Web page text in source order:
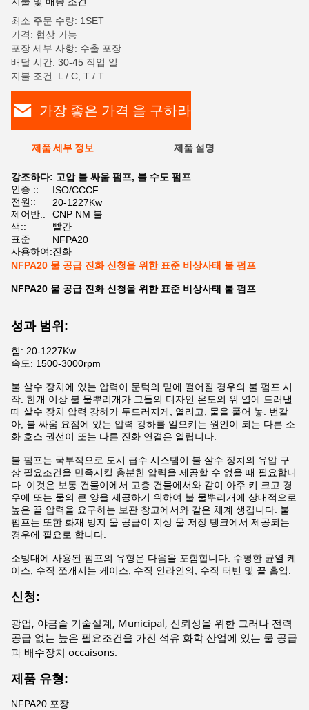
최소 주문 수량: 1SET
가격: 협상 가능
포장 세부 사항: 수출 포장
배달 시간: 30-45 작업 일
지불 조건: L / C, T / T
가장 좋은 가격 을 구하라
제품 세부 정보 제품 설명
강조하다: 고압 불 싸움 펌프, 불 수도 펌프
인증 ::
ISO/CCCF
전원::
20-1227Kw
제어반::
CNP NM 불
색::
빨간
표준:
NFPA20
사용하여:진화
NFPA20 물 공급 진화 신청을 위한 표준 비상사태 불 펌프
NFPA20 물 공급 진화 신청을 위한 표준 비상사태 불 펌프
성과 범위:
힘: 20-1227Kw
속도: 1500-3000rpm
불 살수 장치에 있는 압력이 문턱의 밑에 떨어질 경우의 불 펌프 시
작. 한개 이상 불 물뿌리개가 그들의 디자인 온도의 위 열에 드러낼
때 살수 장치 압력 강하가 두드러지게, 열리고, 물을 풀어 놓. 번갈
아, 불 싸움 요점에 있는 압력 강하를 일으키는 원인이 되는 다른 소
화 호스 권선이 또는 다른 진화 연결은 열립니다.
불 펌프는 국부적으로 도시 급수 시스템이 불 살수 장치의 유압 구
상 필요조건을 만족시킬 충분한 압력을 제공할 수 없을 때 필요합니
다. 이것은 보통 건물이에서 고층 건물에서와 같이 아주 키 크고 경
우에 또는 물의 큰 양을 제공하기 위하여 불 물뿌리개에 상대적으로
높은 끝 압력을 요구하는 보관 창고에서와 같은 체계 생깁니다. 불
펌프는 또한 화재 방지 물 공급이 지상 물 저장 탱크에서 제공되는
경우에 필요로 합니다.
소방대에 사용된 펌프의 유형은 다음을 포함합니다: 수평한 균열 케
이스, 수직 쪼개지는 케이스, 수직 인라인의, 수직 터빈 및 끝 흡입.
신청:
광업, 야금술 기술설계, Municipal, 신뢰성을 위한 그러나 전력
공급 없는 높은 필요조건을 가진 석유 화학 산업에 있는 물 공급
과 배수장치 occaisons.
제품 유형:
NFPA20 포장